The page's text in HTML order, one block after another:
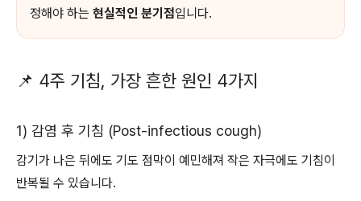
정해야 하는 현실적인 분기점입니다.
📌 4주 기침, 가장 흔한 원인 4가지
1) 감염 후 기침 (Post-infectious cough)
감기가 나은 뒤에도 기도 점막이 예민해져 작은 자극에도 기침이
반복될 수 있습니다.